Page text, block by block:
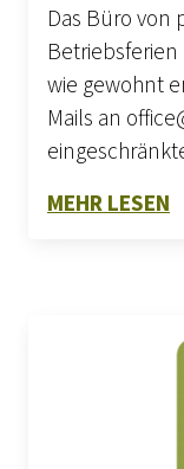
Das Büro von
wie gewohnt
Mails an
MEHR LESEN